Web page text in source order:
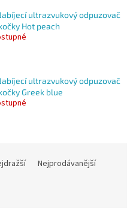
ultrazvukový odpuzovač
Hot peach
ultrazvukový odpuzovač
Greek blue
Nejprodávanější